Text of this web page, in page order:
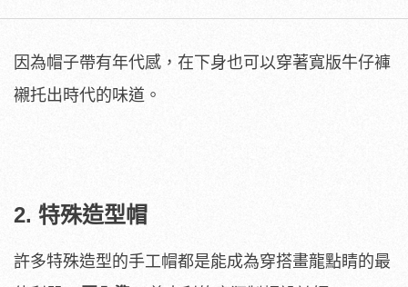
因為帽子帶有年代感，在下身也可以穿著寬版牛仔褲
襯托出時代的味道。
2. 特殊造型帽
許多特殊造型的手工帽都是能成為穿搭畫龍點睛的最